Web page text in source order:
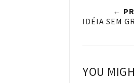
←
IDÉIA SEM
YOU